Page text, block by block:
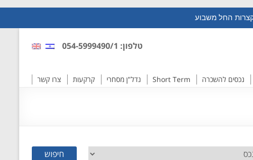
קצרות החל משבוע
טלפון: 054-5999490/1
נכסים להשכרה Short Term נדל"ן מסחרי קרקעות צרו קשר
חיפוש